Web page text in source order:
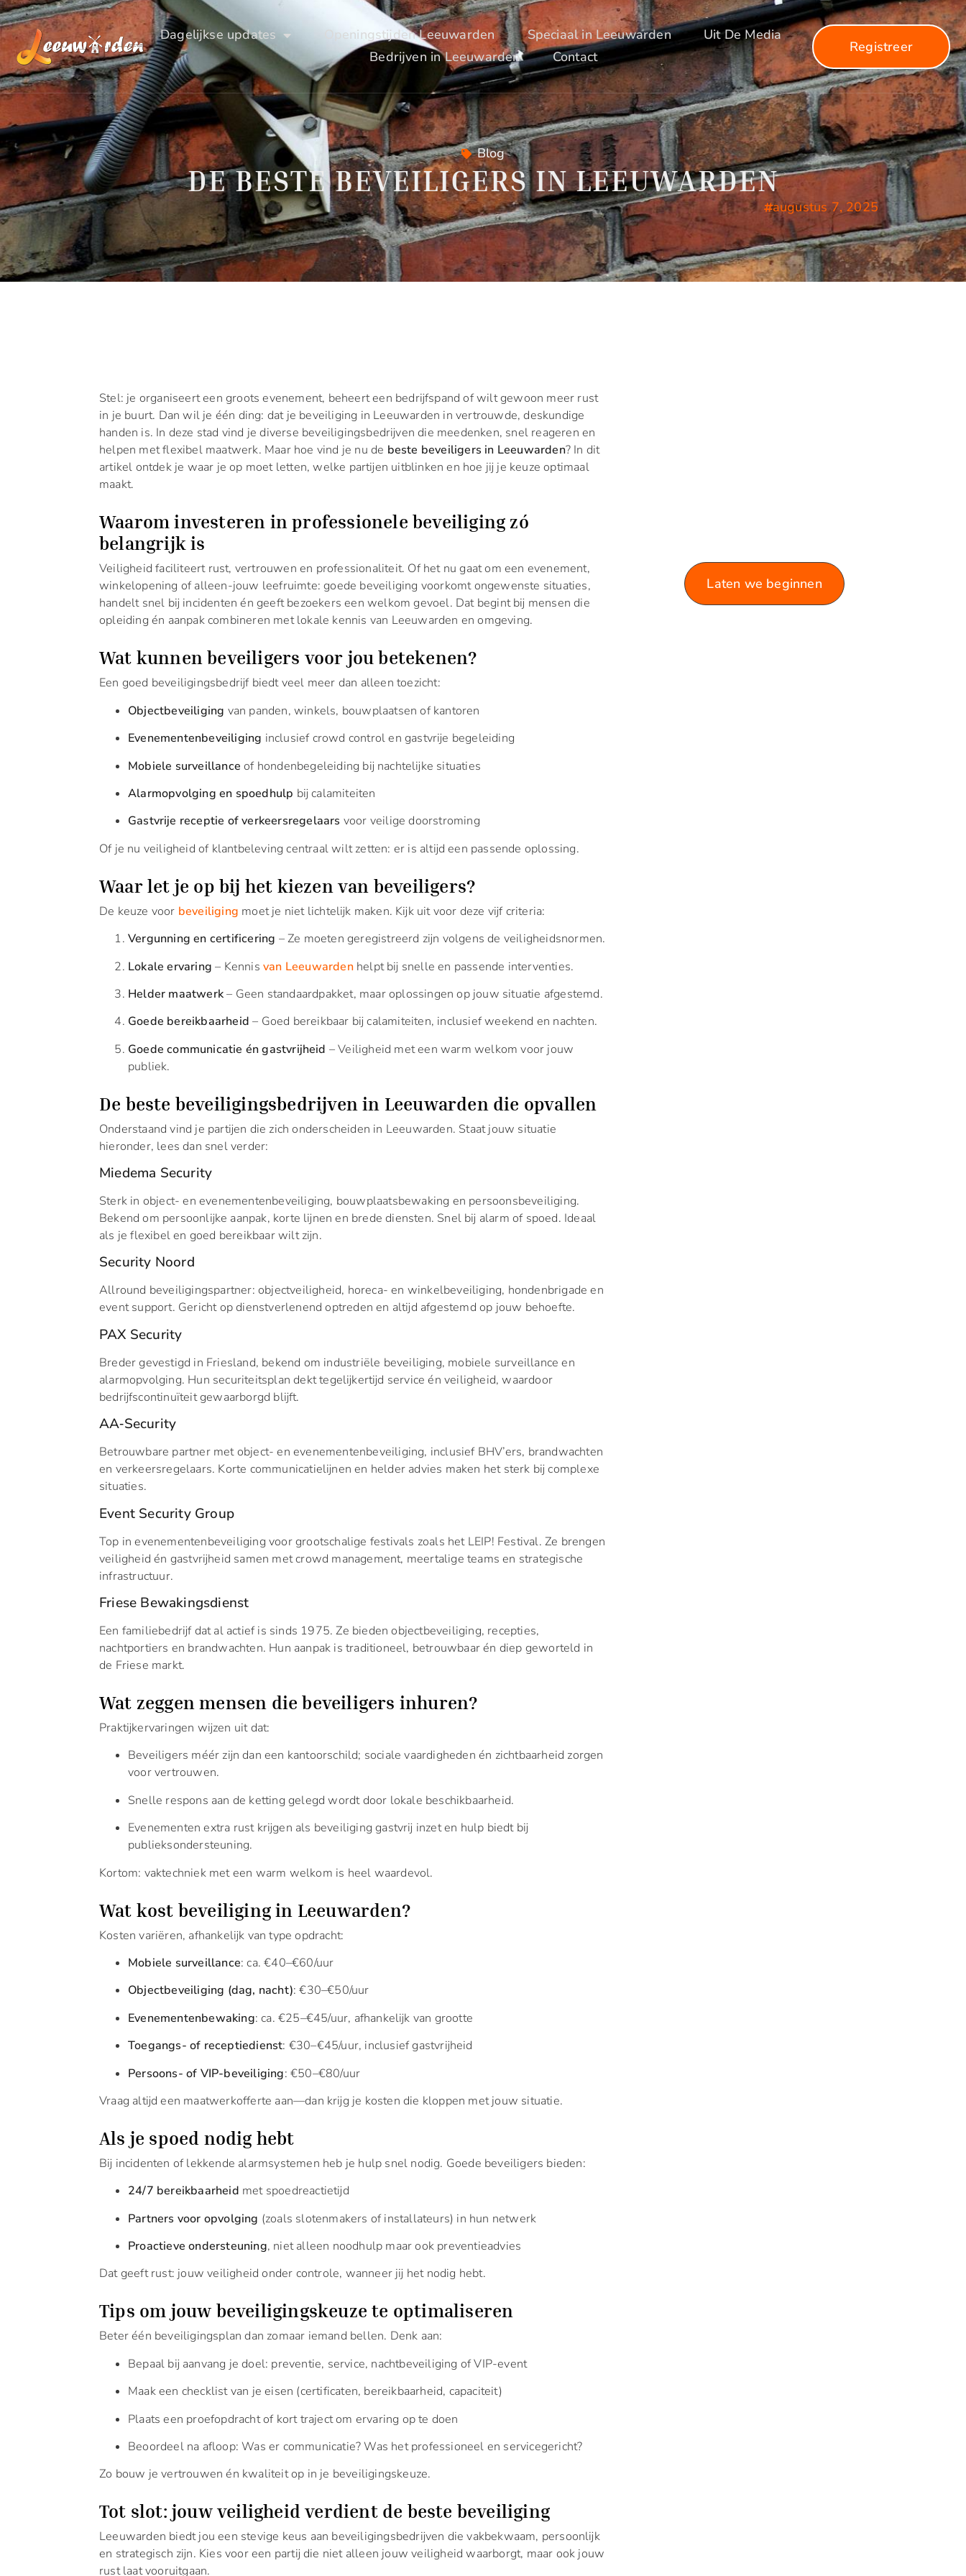
Dagelijkse updates Openingstijden Leeuwarden Speciaal in Leeuwarden
Uit De Media
Bedrijven in Leeuwarden
Contact
Registreer
Blog
DE BESTE BEVEILIGERS IN LEEUWARDEN
augustus 7, 2025
Stel: je organiseert een groots evenement, beheert een bedrijfspand of wilt gewoon meer rust
in je buurt. Dan wil je één ding: dat je beveiliging in Leeuwarden in vertrouwde, deskundige
handen is. In deze stad vind je diverse beveiligingsbedrijven die meedenken, snel reageren en
helpen met flexibel maatwerk. Maar hoe vind je nu de beste beveiligers in Leeuwarden? In dit
artikel ontdek je waar je op moet letten, welke partijen uitblinken en hoe jij je keuze optimaal
maakt.
Waarom investeren in professionele beveiliging zó
belangrijk is
Veiligheid faciliteert rust, vertrouwen en professionaliteit. Of het nu gaat om een evenement,
winkelopening of alleen-jouw leefruimte: goede beveiliging voorkomt ongewenste situaties,
handelt snel bij incidenten én geeft bezoekers een welkom gevoel. Dat begint bij mensen die
opleiding én aanpak combineren met lokale kennis van Leeuwarden en omgeving.
Wat kunnen beveiligers voor jou betekenen?
Een goed beveiligingsbedrijf biedt veel meer dan alleen toezicht:
Objectbeveiliging van panden, winkels, bouwplaatsen of kantoren
Evenementenbeveiliging inclusief crowd control en gastvrije begeleiding
Mobiele surveillance of hondenbegeleiding bij nachtelijke situaties
Alarmopvolging en spoedhulp bij calamiteiten
Gastvrije receptie of verkeersregelaars voor veilige doorstroming
Of je nu veiligheid of klantbeleving centraal wilt zetten: er is altijd een passende oplossing.
Waar let je op bij het kiezen van beveiligers?
De keuze voor beveiliging moet je niet lichte­lijk maken. Kijk uit voor deze vijf criteria:
Vergunning en certificering – Ze moeten geregistreerd zijn volgens de veiligheidsnormen.
Lokale ervaring – Kennis van Leeuwardenhelpt bij snelle en passende interventies.
Helder maatwerk– Geen standaardpakket, maar oplossingen op jouw situatie afgestemd.
Goede bereikbaarheid – Goed bereikbaar bij calamiteiten, inclusief weekend en nachten.
Goede communicatie én gastvrijheid – Veiligheid met een warm welkom voor jouw
publiek.
De beste beveiligingsbedrijven in Leeuwarden die opvallen
Onderstaand vind je partijen die zich onderscheiden in Leeuwarden. Staat jouw situatie
hieronder, lees dan snel verder:
Miedema Security
Sterk in object- en evenementenbeveiliging, bouwplaatsbewaking en persoonsbeveiliging.
Bekend om persoonlijke aanpak, korte lijnen en brede diensten. Snel bij alarm of spoed. Ideaal
als je flexibel en goed bereikbaar wilt zijn.
Security Noord
Allround beveiligingspartner: objectveiligheid, horeca- en winkelbeveiliging, hondenbrigade en
event support. Gericht op dienstverlenend optreden en altijd afgestemd op jouw behoefte.
PAX Security
Breder gevestigd in Friesland, bekend om industriële beveiliging, mobiele surveillance en
alarmopvolging. Hun securiteitsplan dekt tegelijkertijd service én veiligheid, waardoor
bedrijfscontinuïteit gewaarborgd blijft.
AA‑Security
Betrouwbare partner met object- en evenementenbeveiliging, inclusief BHV’ers, brandwachten
en verkeersregelaars. Korte communicatielijnen en helder advies maken het sterk bij complexe
situaties.
Event Security Group
Top in evenementenbeveiliging voor grootschalige festivals zoals het LEIP! Festival. Ze brengen
veiligheid én gastvrijheid samen met crowd management, meertalige teams en strategische
infrastructuur.
Friese Bewakingsdienst
Een familiebedrijf dat al actief is sinds 1975. Ze bieden objectbeveiliging, recepties,
nachtportiers en brandwachten. Hun aanpak is traditioneel, betrouwbaar én diep geworteld in
de Friese markt.
Wat zeggen mensen die beveiligers inhuren?
Praktijkervaringen wijzen uit dat:
Beveiligers méér zijn dan een kantoorschild; sociale vaardigheden én zichtbaarheid zorgen
voor vertrouwen.
Snelle respons aan de ketting gelegd wordt door lokale beschikbaarheid.
Evenementen extra rust krijgen als beveiliging gastvrij inzet en hulp biedt bij
publieksondersteuning.
Kortom: vaktechniek met een warm welkom is heel waardevol.
Wat kost beveiliging in Leeuwarden?
Kosten variëren, afhankelijk van type opdracht:
Mobiele surveillance: ca. €40–€60/uur
Objectbeveiliging (dag, nacht): €30–€50/uur
Evenementenbewaking: ca. €25–€45/uur, afhankelijk van grootte
Toegangs- of receptiedienst: €30–€45/uur, inclusief gastvrijheid
Persoons- of VIP-beveiliging: €50–€80/uur
Vraag altijd een maatwerkofferte aan—dan krijg je kosten die kloppen met jouw situatie.
Als je spoed nodig hebt
Bij incidenten of lekkende alarmsystemen heb je hulp snel nodig. Goede beveiligers bieden:
24/7 bereikbaarheid met spoedreactietijd
Partners voor opvolging (zoals slotenmakers of installateurs) in hun netwerk
Proactieve ondersteuning, niet alleen noodhulp maar ook preventieadvies
Dat geeft rust: jouw veiligheid onder controle, wanneer jij het nodig hebt.
Tips om jouw beveiligingskeuze te optimaliseren
Beter één beveiligingsplan dan zomaar iemand bellen. Denk aan:
Bepaal bij aanvang je doel: preventie, service, nachtbeveiliging of VIP-event
Maak een checklist van je eisen (certificaten, bereikbaarheid, capaciteit)
Plaats een proefopdracht of kort traject om ervaring op te doen
Beoordeel na afloop: Was er communicatie? Was het professioneel en servicegericht?
Zo bouw je vertrouwen én kwaliteit op in je beveiligingskeuze.
Tot slot: jouw veiligheid verdient de beste beveiliging
Leeuwarden biedt jou een stevige keus aan beveiligingsbedrijven die vakbekwaam, persoonlijk
en strategisch zijn. Kies voor een partij die niet alleen jouw veiligheid waarborgt, maar ook jouw
rust laat vooruitgaan.
Laten we beginnen